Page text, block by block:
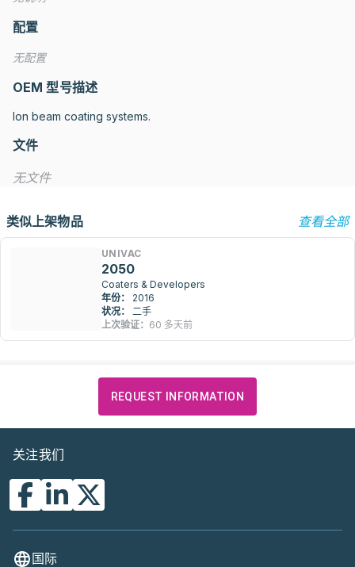
配置
无配置
OEM 型号描述
Ion beam coating systems.
文件
无文件
类似上架物品 查看全部
UNIVAC
2050
Coaters & Developers
年份：
2016
状况：
二手
上次验证： 60 多天前
REQUEST INFORMATION
关注我们
国际